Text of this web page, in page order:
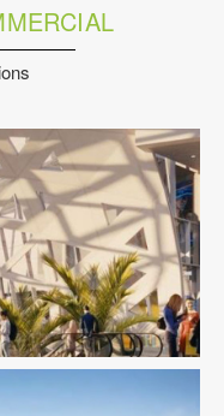
Pilotage D'opération